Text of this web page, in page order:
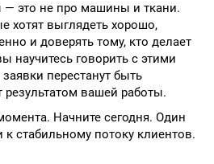
это не про машины и ткани.
хотят выглядеть хорошо,
и доверять тому, кто делает
научитесь говорить с этими
перестанут быть
вашей работы.
Начните сегодня. Один
стабильному потоку клиентов.